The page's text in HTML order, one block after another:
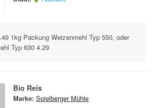
1kg Packung Weizenmehl Typ 550, oder
Typ 630 4.29
Bio Reis
Marke: Spielberger Mühle